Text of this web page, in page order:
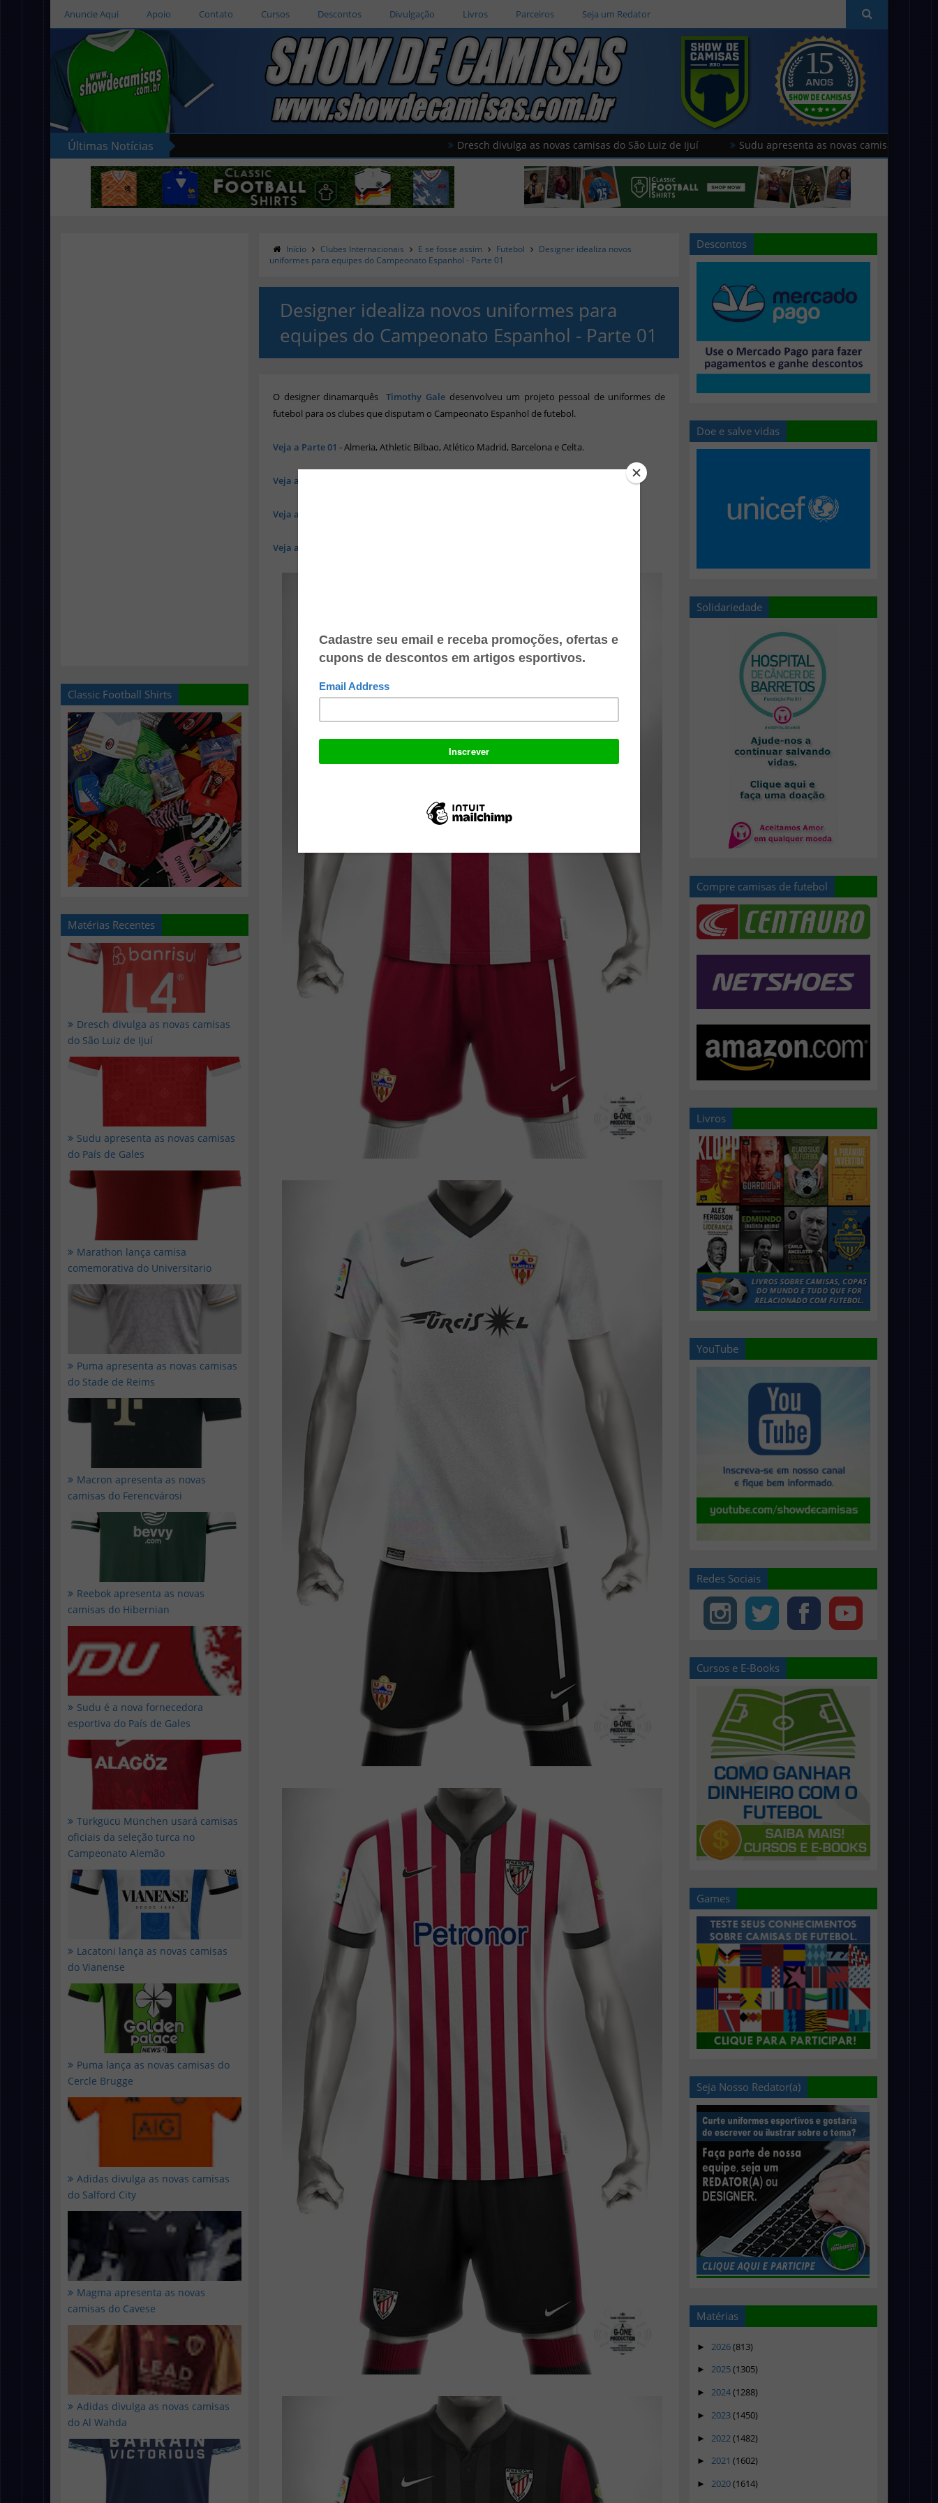
Anuncie Aqui Apoio Contato Cursos Descontos Divulgação Livros Parceiros Seja um Redator
Últimas Notícias Dresch divulga as novas camisas do São Luiz de Ijuí Sudu apresenta as novas camisas do País de Gales
Classic Football Shirts
Matérias Recentes
Dresch divulga as novas camisas
do São Luiz de Ijuí
Sudu apresenta as novas camisas
do País de Gales
Marathon lança camisa
comemorativa do Universitario
Puma apresenta as novas camisas
do Stade de Reims
Macron apresenta as novas
camisas do Ferencvárosi
Reebok apresenta as novas
camisas do Hibernian
Sudu é a nova fornecedora
esportiva do País de Gales
Türkgücü München usará camisas
oficiais da seleção turca no
Campeonato Alemão
Lacatoni lança as novas camisas
do Vianense
Puma lança as novas camisas do
Cercle Brugge
Adidas divulga as novas camisas
do Salford City
Magma apresenta as novas
camisas do Cavese
Adidas divulga as novas camisas
do Al Wahda
Início Clubes Internacionais E se fosse assim Futebol
Designer idealiza novos
uniformes para equipes do Campeonato Espanhol - Parte 01
Designer idealiza novos uniformes para
equipes do Campeonato Espanhol - Parte 01
O designer dinamarquêsTimothy Galedesenvolveu um projeto pessoal de uniformes de
futebol para os clubes que disputam o Campeonato Espanhol de futebol.
Veja a Parte 01 - Almeria, Athletic Bilbao, Atlético Madrid, Barcelona e Celta.
Veja a Parte 02
Veja a Parte 03
Veja a Parte 04
Descontos
Doe e salve vidas
Solidariedade
Compre camisas de futebol
Livros
YouTube
Redes Sociais
Cursos e E-Books
Games
Seja Nosso Redator(a)
Matérias
► 2026(813)
► 2025(1305)
► 2024(1288)
► 2023(1450)
► 2022(1482)
► 2021 (1602)
► 2020(1614)